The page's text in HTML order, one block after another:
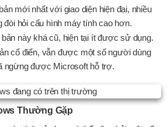
mới nhất với giao diện hiện đại, nhiều
đòi hỏi cấu hình máy tính cao hơn.
bản này khá cũ, hiện tại ít được sử dụng.
cổ điển, vẫn được một số người dùng
ngừng được Microsoft hỗ trợ.
Thường Gặp